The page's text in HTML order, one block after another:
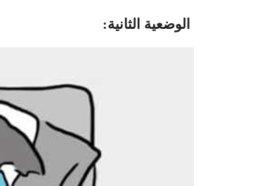
الوضعية الثانية: